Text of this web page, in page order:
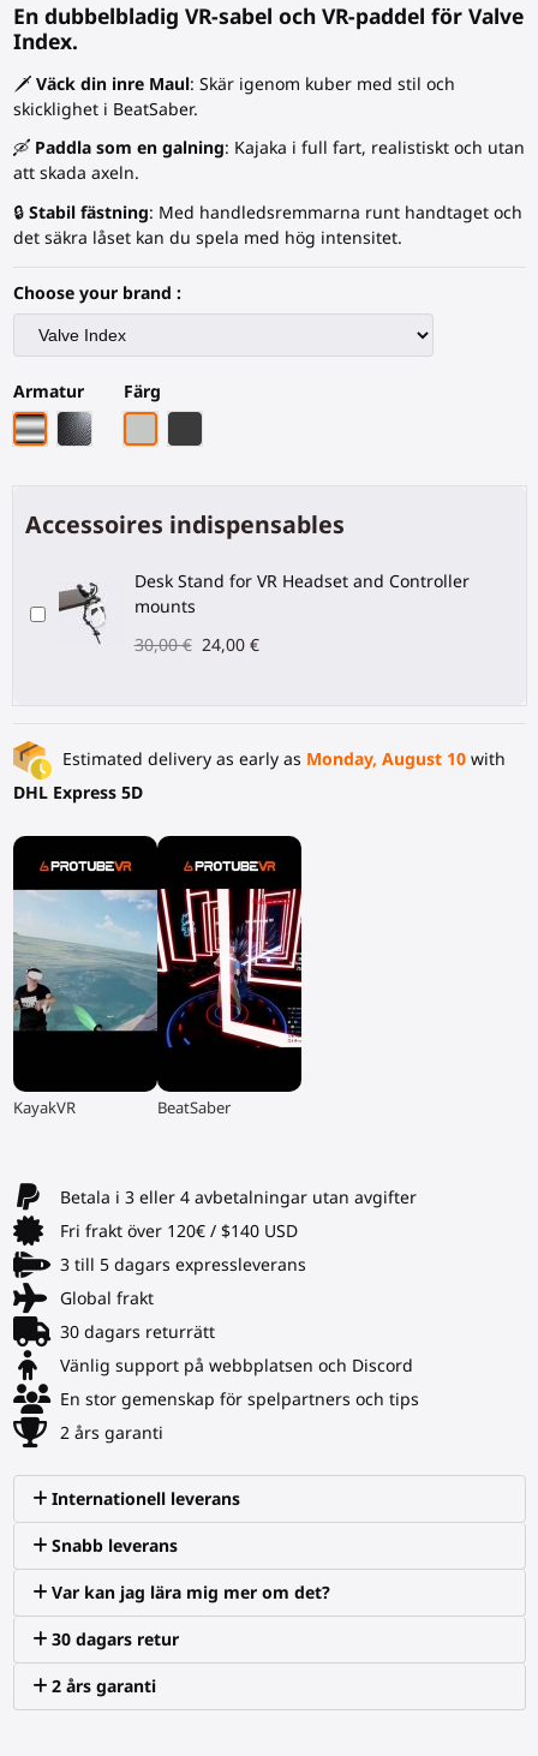
En dubbelbladig VR-sabel och VR-paddel för Valve
Index.
🗡️ Väck din inre Maul: Skär igenom kuber med stil och
skicklighet i BeatSaber.
🛶 Paddla som en galning: Kajaka i full fart, realistiskt och utan
att skada axeln.
🔒 Stabil fästning: Med handledsremmarna runt handtaget och
det säkra låset kan du spela med hög intensitet.
Choose your brand :
Armatur
Krom armatur
Svart kolfiberstativ
Färg
Accessoires indispensables
Desk Stand for VR Headset and Controller
mounts
30,00 € 24,00 €
Estimated delivery as early as Monday, August 10with
DHL Express 5D
▶
KayakVR ▶
BeatSaber
Betala i 3 eller 4 avbetalningar utan avgifter
Fri frakt över 120€ / $140 USD
3 till 5 dagars expressleverans
Global frakt
30 dagars returrätt
Vänlig support på webbplatsen och Discord
En stor gemenskap för spelpartners och tips
2 års garanti
Internationell leverans
Snabb leverans
Var kan jag lära mig mer om det?
30 dagars retur
2 års garanti